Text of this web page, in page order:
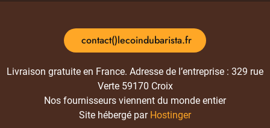
contact()lecoindubarista.fr
Livraison gratuite en France. Adresse de l’entreprise : 329 rue
Verte 59170 Croix
Nos fournisseurs viennent du monde entier
Site hébergé par Hostinger